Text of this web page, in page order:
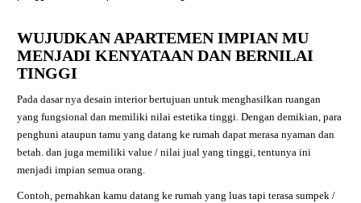
WUJUDKAN APARTEMEN IMPIAN MU
MENJADI KENYATAAN DAN BERNILAI
TINGGI
Pada dasar nya desain interior bertujuan untuk menghasilkan ruangan
yang fungsional dan memiliki nilai estetika tinggi. Dengan demikian, para
penghuni ataupun tamu yang datang ke rumah dapat merasa nyaman dan
betah. dan juga memiliki value / nilai jual yang tinggi, tentunya ini
menjadi impian semua orang.
Contoh, pernahkan kamu datang ke rumah yang luas tapi terasa sumpek /